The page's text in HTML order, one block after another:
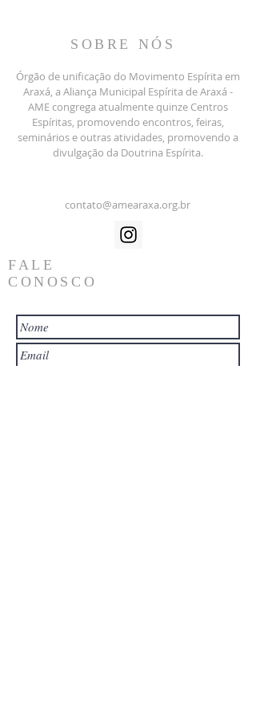
SOBRE NÓS
Órgão de unificação do Movimento Espírita em
Araxá, a Aliança Municipal Espírita de Araxá -
AME congrega atualmente quinze Centros
Espíritas, promovendo encontros, feiras,
seminários e outras atividades, promovendo a
divulgação da Doutrina Espírita.
contato@amearaxa.org.br
FALE
CONOSCO